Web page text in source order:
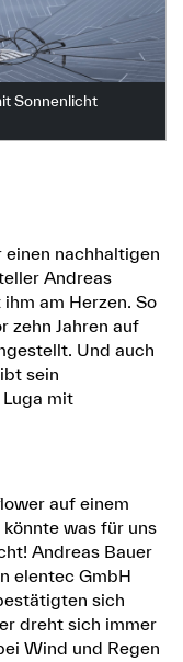
Sonnenlicht
nachhaltigen
Andreas
am Herzen. So
zehn Jahren auf
Und auch
sein
mit
auf einem
was für uns
Andreas Bauer
elentec GmbH
sich
dreht sich immer
Wind und Regen